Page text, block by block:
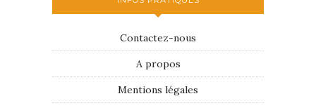
Contactez-nous
A propos
Mentions légales